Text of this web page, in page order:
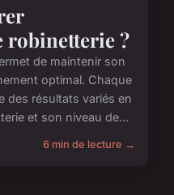
robinetterie ?
de maintenir son
optimal. Chaque
des résultats variés en
et son niveau de...
6 min de lecture →